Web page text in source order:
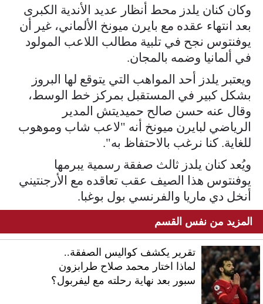
وكان كنان يلدز محط أنظار عديد الأندية الكبرى
بعد انتهاء عقده مع بايرن ميونخ الألماني، غير أن
يوفنتوس نجح في تلبية مطالب اللاعب المولود
في ألمانيا وضمه بالمجان.
ويعتبر يلدز أحد المواهب التي يتوقع لها البروز
بشكل كبير في المستقبل بمركز خط الوسط،
وقال عنه حسن صالح حميديتش المدير
الرياضي لبايرن ميونخ أنه "لاعب شاب وموهوب
للغاية. كنا نرغب بالاحتفاظ به".
ويُعد كنان يلدز ثالث صفقة رسمية يبرمها
يوفنتوس هذا الصيف عقب تعاقده مع الأرجنتيني
أنخل دي ماريا والفرنسي بول بوغبا.​​​​​​​
المزيد من نفس القسم
تقرير يكشف كواليس الصفقة..
لماذا اختار محمد صلاح طرابزون
سبور بعد نهاية رحلته مع ليفربول؟